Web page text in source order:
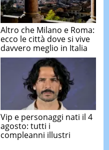
Altro che Milano e Roma:
ecco le città dove si vive
davvero meglio in Italia
Vip e personaggi nati il 4
agosto: tutti i
compleanni illustri